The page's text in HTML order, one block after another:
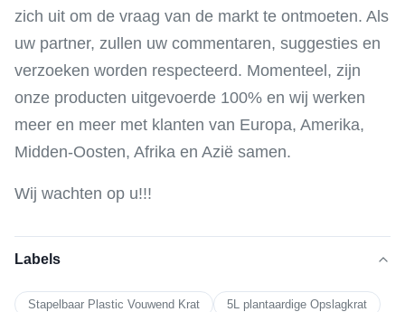
zich uit om de vraag van de markt te ontmoeten. Als
uw partner, zullen uw commentaren, suggesties en
verzoeken worden respecteerd. Momenteel, zijn
onze producten uitgevoerde 100% en wij werken
meer en meer met klanten van Europa, Amerika,
Midden-Oosten, Afrika en Azië samen.
Wij wachten op u!!!
Labels
Stapelbaar Plastic Vouwend Krat
5L plantaardige Opslagkrat